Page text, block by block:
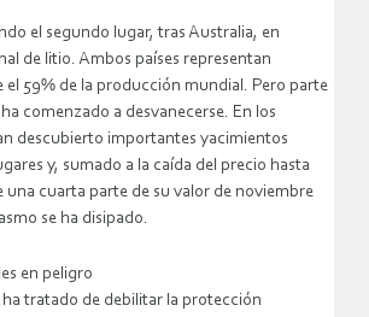
el segundo lugar, tras Australia, en
de litio. Ambos países representan
el 59% de la producción mundial. Pero parte
comenzado a desvanecerse. En los
descubierto importantes yacimientos
y, sumado a la caída del precio hasta
una cuarta parte de su valor de noviembre
se ha disipado.
en peligro
ha tratado de debilitar la protección